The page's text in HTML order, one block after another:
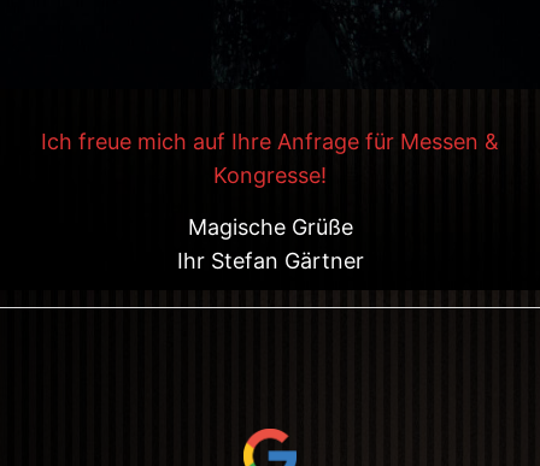
Ich freue mich auf Ihre Anfrage für Messen &
Kongresse!
Magische Grüße
Ihr Stefan Gärtner